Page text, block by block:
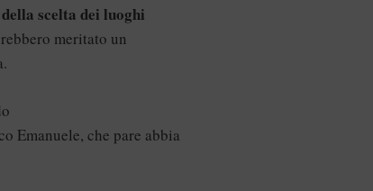
scelta dei luoghi
meritato un
Emanuele, che pare abbia